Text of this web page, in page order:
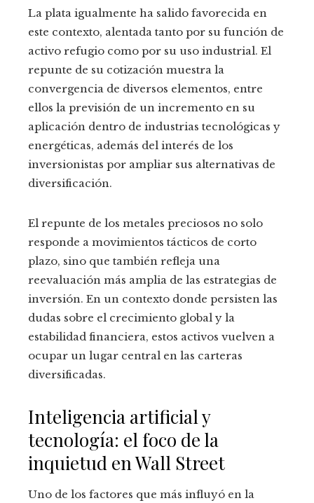
La plata igualmente ha salido favorecida en
este contexto, alentada tanto por su función de
activo refugio como por su uso industrial. El
repunte de su cotización muestra la
convergencia de diversos elementos, entre
ellos la previsión de un incremento en su
aplicación dentro de industrias tecnológicas y
energéticas, además del interés de los
inversionistas por ampliar sus alternativas de
diversificación.
El repunte de los metales preciosos no solo
responde a movimientos tácticos de corto
plazo, sino que también refleja una
reevaluación más amplia de las estrategias de
inversión. En un contexto donde persisten las
dudas sobre el crecimiento global y la
estabilidad financiera, estos activos vuelven a
ocupar un lugar central en las carteras
diversificadas.
Inteligencia artificial y
tecnología: el foco de la
inquietud en Wall Street
Uno de los factores que más influyó en la